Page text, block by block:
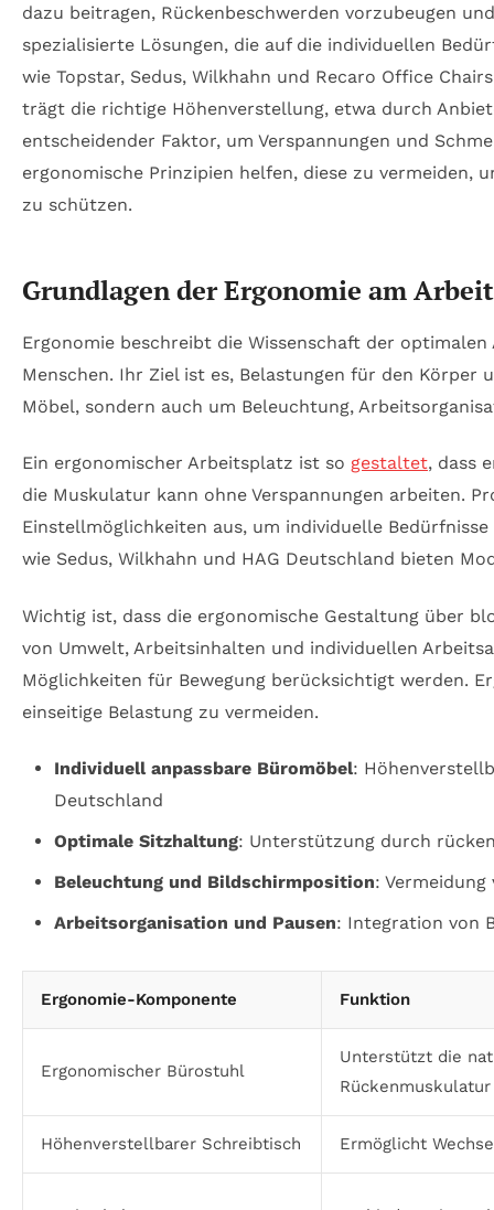
dazu beitragen, Rückenbeschwerden vorzubeugen
spezialisierte Lösungen, die auf die individuellen
wie Topstar, Sedus, Wilkhahn und Recaro Office
trägt die richtige Höhenverstellung, etwa durch
entscheidender Faktor, um Verspannungen und
ergonomische Prinzipien helfen, diese zu vermeiden,
zu schützen.
Grundlagen der Ergonomie am
Ergonomie beschreibt die Wissenschaft der
Menschen. Ihr Ziel ist es, Belastungen für den
Möbel, sondern auch um Beleuchtung,
Ein ergonomischer Arbeitsplatz ist so gestaltet, dass
die Muskulatur kann ohne Verspannungen arbeiten.
Einstellmöglichkeiten aus, um individuelle
wie Sedus, Wilkhahn und HAG Deutschland bieten
Wichtig ist, dass die ergonomische Gestaltung über
von Umwelt, Arbeitsinhalten und individuellen
Möglichkeiten für Bewegung berücksichtigt werden.
einseitige Belastung zu vermeiden.
Individuell anpassbare Büromöbel:
Deutschland
Optimale Sitzhaltung: Unterstützung durch
Beleuchtung und Bildschirmposition:
Arbeitsorganisation und Pausen: Integration von
Ergonomie-Komponente Funktion
Ergonomischer Bürostuhl
Unterstützt die
Rückenmuskulatur
Höhenverstellbarer Schreibtisch Ermöglicht